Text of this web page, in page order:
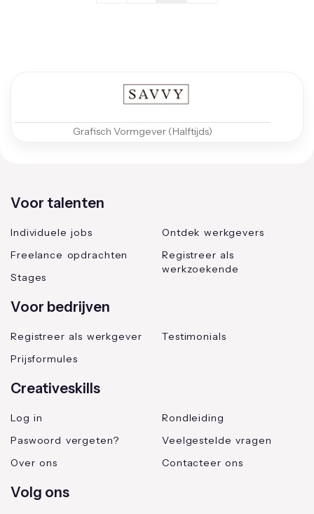
Grafisch Vormgever (Halftijds)
Voor talenten
Individuele jobs
Freelance opdrachten
Stages
Ontdek werkgevers
Registreer als
werkzoekende
Voor bedrijven
Registreer als werkgever
Prijsformules
Testimonials
Creativeskills
Log in
Paswoord vergeten?
Over ons
Rondleiding
Veelgestelde vragen
Contacteer ons
Volg ons